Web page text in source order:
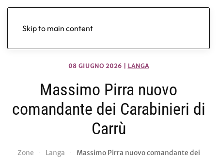
Skip to main content
08 GIUGNO 2026 LANGA
Massimo Pirra nuovo
comandante dei Carabinieri di
Carrù
Zone Langa
Massimo Pirra nuovo comandante dei